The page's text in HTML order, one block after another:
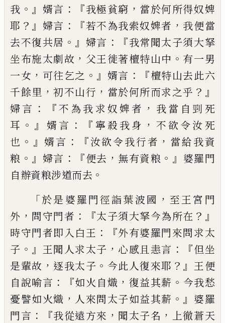
我 。』 婿言 ：『我極貧窮 ， 當於何所得奴婢
耶 ？』 婦言 ：『若不為我索奴婢者 ， 我便當
去不復共居 。』 婦言 ：『我常聞太子須大拏
坐布施太劇故 ， 父王徙著檀特山中 。 有一男
一女 ， 可往乞之 。』 婿言 ：『檀特山去此六
千餘里 ，初不山行 ， 當於何所而求之乎 ？』
婦言 ：『不為我 求奴婢者 ， 我當自 剄 死
耳 。』 婿言 ：『 寧殺我身 ， 不欲令汝死
也 。』婿言 ：『汝欲令我行者 ， 當給我資
粮 。』 婦言 ：『便去 ， 無有資粮 。』 婆羅門
自辦資粮涉道而去 。
「於是婆羅門徑詣葉波國 ， 至王宮門
外 ， 問守門者 ：『太子須大拏今為所在 ？』
時守門者即入白王 ：『外有婆羅門來問求太
子 。』 王聞人求太子 ， 心感 且恚言 ：『但坐
是輩故 ， 逐我太子 。 今此人復來耶 ？』 王便
自說喻言 ：『如火自熾 ， 復益其薪 。 今我愁
憂譬如火熾 ， 人來問太子如益其薪 。』 婆羅
門言 ：『我從遠方來 ， 聞太子名 ，
上徹蒼天